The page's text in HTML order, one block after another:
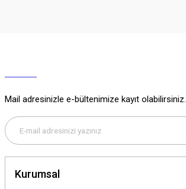
Mail adresinizle e-bültenimize kayıt olabilirsiniz.
Kurumsal